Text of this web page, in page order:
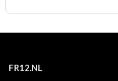
FR12.NL